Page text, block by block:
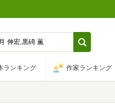
ランキング 作家ランキング